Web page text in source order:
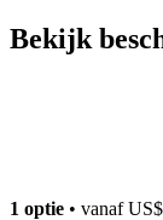
Bekijk
1 optie • vanaf